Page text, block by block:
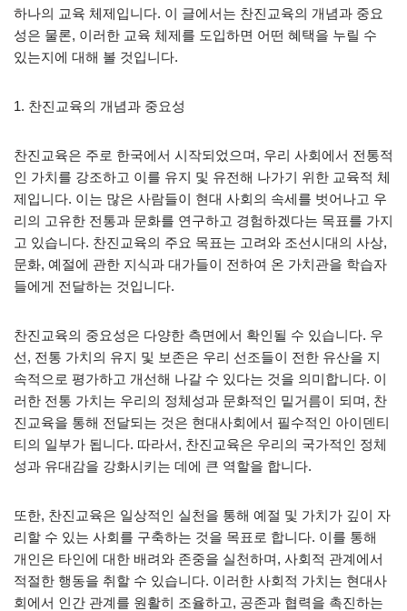
하나의 교육 체제입니다. 이 글에서는 찬진교육의 개념과 중요
성은 물론, 이러한 교육 체제를 도입하면 어떤 혜택을 누릴 수
있는지에 대해 볼 것입니다.
1. 찬진교육의 개념과 중요성
찬진교육은 주로 한국에서 시작되었으며, 우리 사회에서 전통적
인 가치를 강조하고 이를 유지 및 유전해 나가기 위한 교육적 체
제입니다. 이는 많은 사람들이 현대 사회의 속세를 벗어나고 우
리의 고유한 전통과 문화를 연구하고 경험하겠다는 목표를 가지
고 있습니다. 찬진교육의 주요 목표는 고려와 조선시대의 사상,
문화, 예절에 관한 지식과 대가들이 전하여 온 가치관을 학습자
들에게 전달하는 것입니다.
찬진교육의 중요성은 다양한 측면에서 확인될 수 있습니다. 우
선, 전통 가치의 유지 및 보존은 우리 선조들이 전한 유산을 지
속적으로 평가하고 개선해 나갈 수 있다는 것을 의미합니다. 이
러한 전통 가치는 우리의 정체성과 문화적인 밑거름이 되며, 찬
진교육을 통해 전달되는 것은 현대사회에서 필수적인 아이덴티
티의 일부가 됩니다. 따라서, 찬진교육은 우리의 국가적인 정체
성과 유대감을 강화시키는 데에 큰 역할을 합니다.
또한, 찬진교육은 일상적인 실천을 통해 예절 및 가치가 깊이 자
리할 수 있는 사회를 구축하는 것을 목표로 합니다. 이를 통해
개인은 타인에 대한 배려와 존중을 실천하며, 사회적 관계에서
적절한 행동을 취할 수 있습니다. 이러한 사회적 가치는 현대사
회에서 인간 관계를 원활히 조율하고, 공존과 협력을 촉진하는